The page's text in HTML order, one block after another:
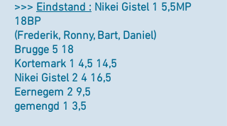
>>> Eindstand : Nikei Gistel 1 5,5MP
18BP
(Frederik, Ronny, Bart, Daniel)
Brugge 5 18
Kortemark 1 4,5 14,5
Nikei Gistel 2 4 16,5
Eernegem 2 9,5
gemengd 1 3,5